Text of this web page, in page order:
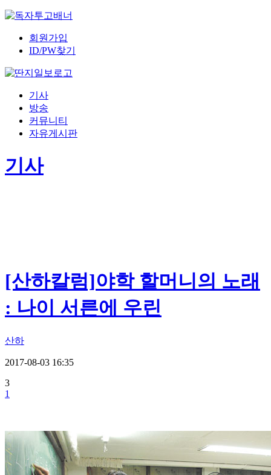
회원가입
ID/PW찾기
기사
방송
커뮤니티
자유게시판
기사
[산하칼럼]야학 할머니의 노래
: 나이 서른에 우린
산하
2017-08-03 16:35
3
1